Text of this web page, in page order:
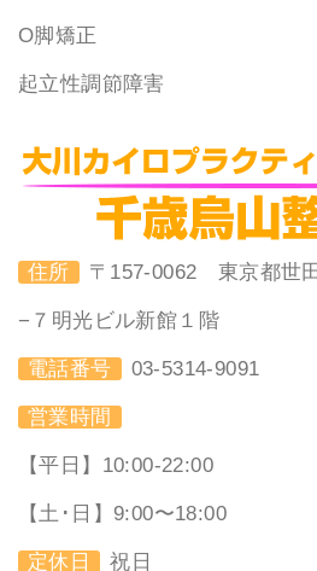
O脚矯正
起立性調節障害
住所 〒157-0062 東京都世
−７明光ビル新館１階
電話番号 03-5314-9091
営業時間
【平日】10:00-22:00
【土･日】9:00〜18:00
定休日 祝日